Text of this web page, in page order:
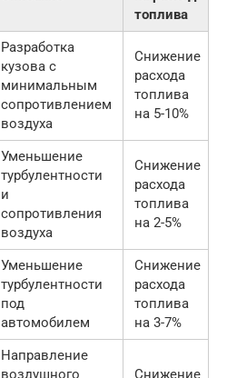
топлива
Разработка
кузова с
минимальным
сопротивлением
воздуха
Снижение
расхода
топлива
на 5-10%
Уменьшение
турбулентности
и
сопротивления
воздуха
Снижение
расхода
топлива
на 2-5%
Уменьшение
турбулентности
под
автомобилем
Снижение
расхода
топлива
на 3-7%
Направление
воздушного
Снижение